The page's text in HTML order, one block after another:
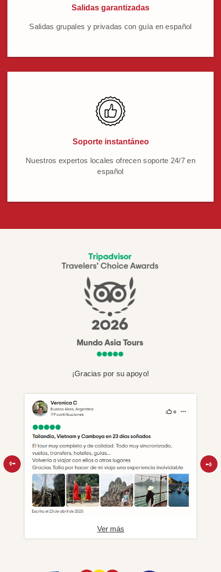
Salidas garantizadas
Salidas grupales y privadas con guía en español
Soporte instantáneo
Nuestros expertos locales ofrecen soporte 24/7 en
español
¡Gracias por su apoyo!
Ver más